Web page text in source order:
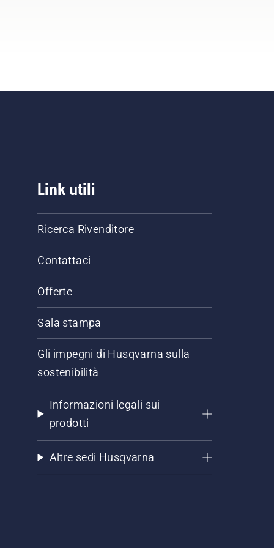
Link utili
Ricerca Rivenditore
Contattaci
Offerte
Sala stampa
Gli impegni di Husqvarna sulla
sostenibilità
Informazioni legali sui
prodotti
Altre sedi Husqvarna